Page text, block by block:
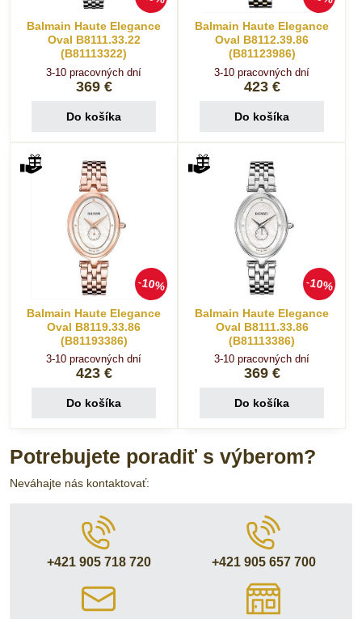
Balmain Haute Elegance
Oval B8111.33.22
(B81113322)
3-10 pracovných dní
369 €
Do košíka
Balmain Haute Elegance
Oval B8112.39.86
(B81123986)
3-10 pracovných dní
423 €
Do košíka
10%
Balmain Haute Elegance
Oval B8119.33.86
(B81193386)
3-10 pracovných dní
423 €
Do košíka
10%
Balmain Haute Elegance
Oval B8111.33.86
(B81113386)
3-10 pracovných dní
369 €
Do košíka
Potrebujete poradiť s výberom?
Neváhajte nás kontaktovať:
+421 905 718 720 +421 905 657 700